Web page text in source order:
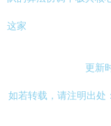
这家
更新
如若转载，请注明出处